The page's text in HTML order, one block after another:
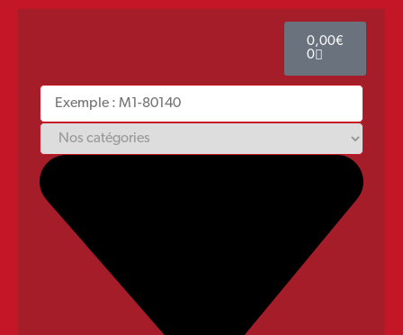
0,00€
0